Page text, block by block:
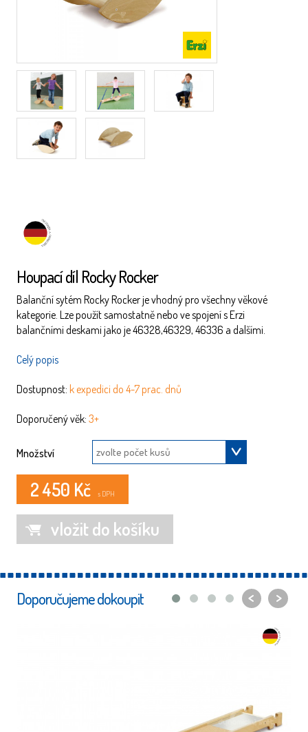
VÝROBEK
Houpací díl Rocky Rocker
Balanční sytém Rocky Rocker je vhodný pro všechny věkové
kategorie. Lze použít samostatně nebo ve spojení s Erzi
balančními deskami jako je 46328,46329, 46336 a dalšími.
Celý popis
Dostupnost: k expedici do 4-7 prac. dnů
Doporučený věk: 3+
Množství
2 450 Kč s DPH
vložit do košíku
Doporučujeme dokoupit < >